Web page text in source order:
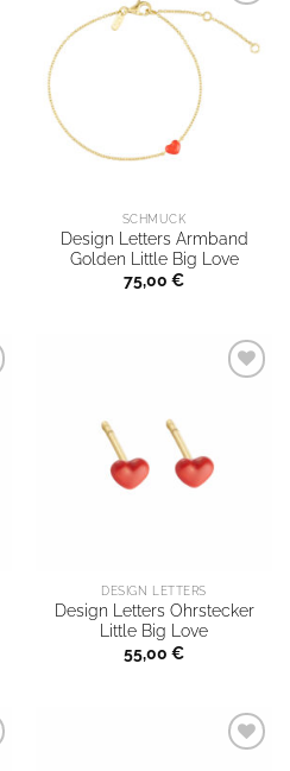
SCHMUCK
Design Letters Armband
Golden Little Big Love
75,00 €
DESIGN LETTERS
Design Letters Ohrstecker
Little Big Love
55,00 €